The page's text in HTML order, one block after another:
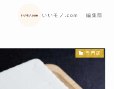
いいモノ.com 編集部
専門店